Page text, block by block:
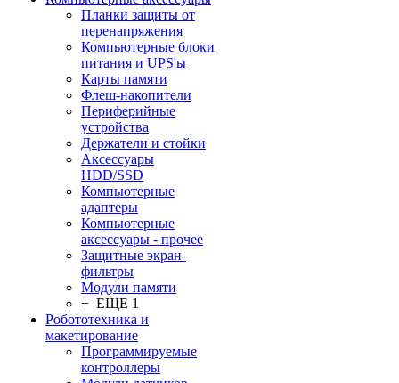
Планки защиты от
перенапряжения
Компьютерные блоки
питания и UPS'ы
Карты памяти
Флеш-накопители
Периферийные
устройства
Держатели и стойки
Аксессуары
HDD/SSD
Компьютерные
адаптеры
Компьютерные
аксессуары - прочее
Защитные экран-
фильтры
Модули памяти
+ ЕЩЕ 1
Робототехника и
макетирование
Программируемые
контроллеры